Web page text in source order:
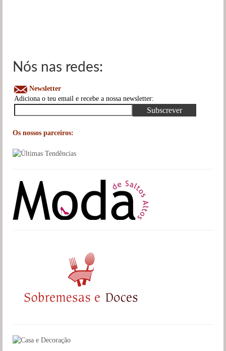
Nós nas redes:
Newsletter
Adiciona o teu email e recebe a nossa newsletter:
Os nossos parceiros: